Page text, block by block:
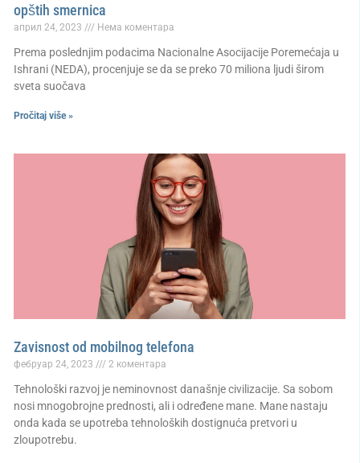
opštih smernica
април 24, 2023 Нема коментара
Prema poslednjim podacima Nacionalne Asocijacije Poremećaja u
Ishrani (NEDA), procenjuje se da se preko 70 miliona ljudi širom
sveta suočava
Pročitaj više »
Zavisnost od mobilnog telefona
фебруар 24, 2023 2 коментара
Tehnološki razvoj je neminovnost današnje civilizacije. Sa sobom
nosi mnogobrojne prednosti, ali i određene mane. Mane nastaju
onda kada se upotreba tehnoloških dostignuća pretvori u
zloupotrebu.